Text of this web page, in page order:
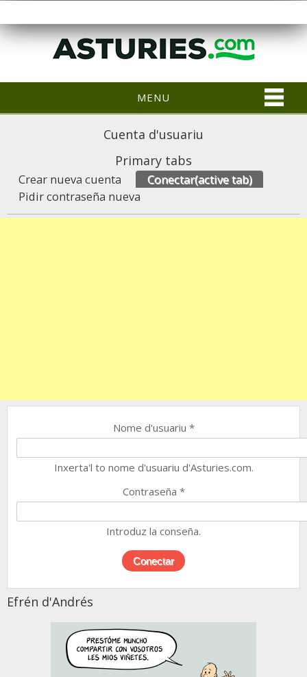
MENU
Cuenta d'usuariu
Primary tabs
Crear nueva cuenta Conectar(active tab)
Pidir contraseña nueva
Nome d'usuariu *
Inxerta'l to nome d'usuariu d'Asturies.com.
Contraseña *
Introduz la conseña.
Efrén d'Andrés